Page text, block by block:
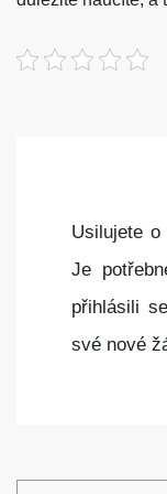
Usilujete
Je
přihlásili
své nové